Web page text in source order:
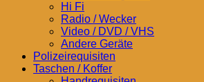
Hi Fi
Radio / Wecker
Video / DVD / VHS
Andere Geräte
Polizeirequisiten
Taschen / Koffer